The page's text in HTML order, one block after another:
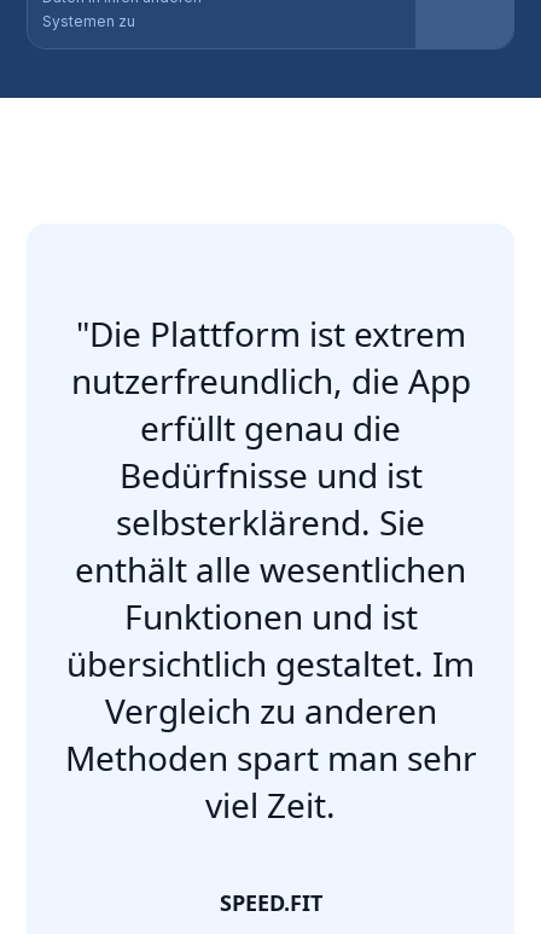
Systemen zu
"Die Plattform ist extrem
nutzerfreundlich, die App
erfüllt genau die
Bedürfnisse und ist
selbsterklärend. Sie
enthält alle wesentlichen
Funktionen und ist
übersichtlich gestaltet. Im
Vergleich zu anderen
Methoden spart man sehr
viel Zeit.
SPEED.FIT